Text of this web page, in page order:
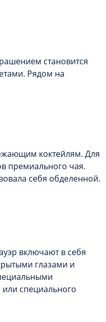
становится
Рядом на
коктейлям. Для
премиального чая.
себя обделенной.
включают в себя
глазами и
специального